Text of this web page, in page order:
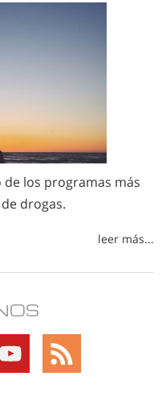
los programas más
drogas.
leer más...
Follow
on
Follow
on